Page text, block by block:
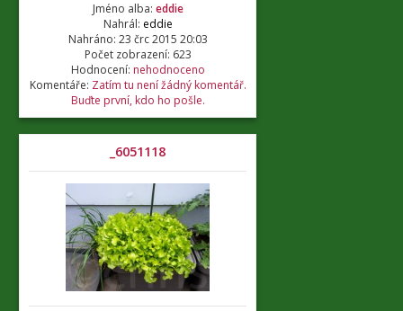
Jméno alba: eddie
Nahrál: eddie
Nahráno: 23 črc 2015 20:03
Počet zobrazení: 623
Hodnocení: nehodnoceno
Komentáře: Zatím tu není žádný komentář.
Buďte první, kdo ho pošle.
_6051118